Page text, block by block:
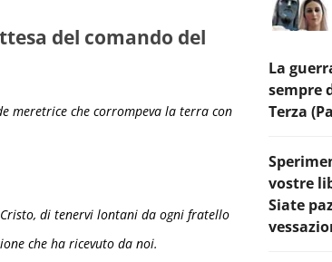
del comando del
meretrice che corrompeva la terra con
di tenervi lontani da ogni fratello
che ha ricevuto da noi.
La
sempre
Terza
vostre
Siate